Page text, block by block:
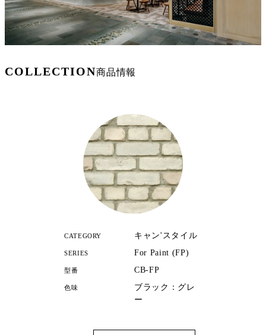
COLLECTION商品情報
CATEGORY キャン'スタイル
SERIES For Paint (FP)
型番 CB-FP
色味
ブラック：グレ
ー